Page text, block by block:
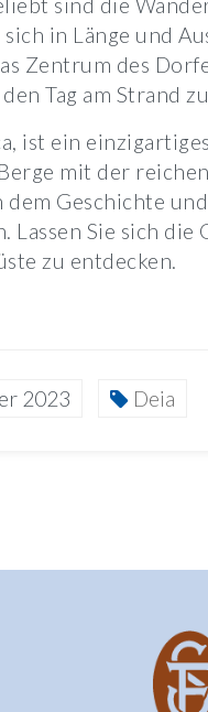
sich in Länge und
Zentrum des
Tag am Strand
ist ein
mit der
dem Geschichte
Lassen Sie sich
zu entdecken.
2023 Deia